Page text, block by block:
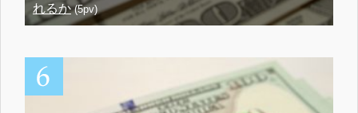
れるか(5pv)